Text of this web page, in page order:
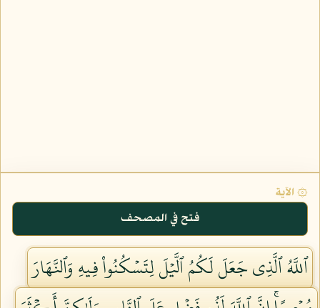
۞ الآية
فتح في المصحف
ٱللَّهُ ٱلَّذِي جَعَلَ لَكُمُ ٱلَّيۡلَ لِتَسۡكُنُواْ فِيهِ وَٱلنَّهَارَ